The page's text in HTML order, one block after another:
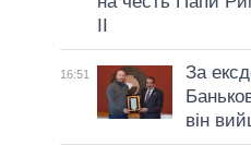
II
16:51
За
він